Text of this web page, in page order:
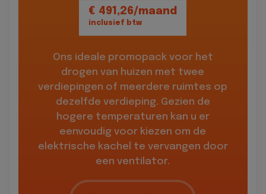
€ 491,26/maand
inclusief btw
Ons ideale promopack voor het
drogen van huizen met twee
verdiepingen of meerdere ruimtes op
dezelfde verdieping. Gezien de
hogere temperaturen kan u er
eenvoudig voor kiezen om de
elektrische kachel te vervangen door
een ventilator.